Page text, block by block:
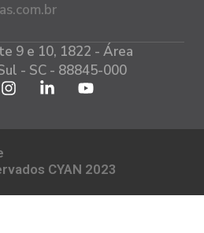
9 e 10, 1822 - Área
- SC - 88845-000
CYAN 2023